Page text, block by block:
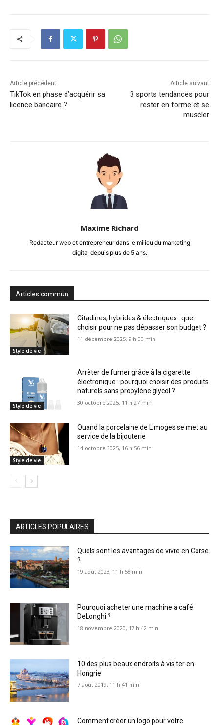
Article précédent
TikTok en phase d’acquérir sa
licence bancaire ?
Article suivant
3 sports tendances pour
rester en forme et se
muscler
Maxime Richard
Redacteur web et entrepreneur dans le milieu du marketing
digital depuis plus de 5 ans.
Articles commun
Style de vie
Citadines, hybrides & électriques : que
choisir pour ne pas dépasser son budget ?
11 décembre 2025, 9 h 00 min
Style de vie
Arrêter de fumer grâce à la cigarette
électronique : pourquoi choisir des produits
naturels sans propylène glycol ?
30 octobre 2025, 11 h 27 min
Style de vie
Quand la porcelaine de Limoges se met au
service de la bijouterie
14 octobre 2025, 16 h 56 min
ARTICLES POPULAIRES
Quels sont les avantages de vivre en Corse
?
19 août 2023, 11 h 58 min
Pourquoi acheter une machine à café
DeLonghi ?
18 novembre 2020, 17 h 42 min
10 des plus beaux endroits à visiter en
Hongrie
7 août 2019, 11 h 41 min
Comment créer un logo pour votre